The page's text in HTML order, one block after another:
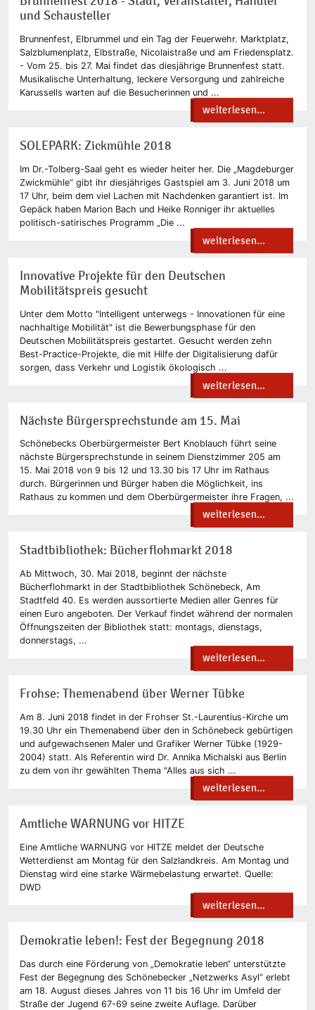
und Schausteller
Brunnenfest, Elbrummel und ein Tag der Feuerwehr. Marktplatz,
Salzblumenplatz, Elbstraße, Nicolaistraße und am Friedensplatz.
- Vom 25. bis 27. Mai findet das diesjährige Brunnenfest statt.
Musikalische Unterhaltung, leckere Versorgung und zahlreiche
Karussells warten auf die Besucherinnen und ...
weiterlesen...
SOLEPARK: Zickmühle 2018
Im Dr.-Tolberg-Saal geht es wieder heiter her. Die „Magdeburger
Zwickmühle“ gibt ihr diesjähriges Gastspiel am 3. Juni 2018 um
17 Uhr, beim dem viel Lachen mit Nachdenken garantiert ist. Im
Gepäck haben Marion Bach und Heike Ronniger ihr aktuelles
politisch-satirisches Programm „Die ...
weiterlesen...
Innovative Projekte für den Deutschen
Mobilitätspreis gesucht
Unter dem Motto "Intelligent unterwegs - Innovationen für eine
nachhaltige Mobilität" ist die Bewerbungsphase für den
Deutschen Mobilitätspreis gestartet. Gesucht werden zehn
Best-Practice-Projekte, die mit Hilfe der Digitalisierung dafür
sorgen, dass Verkehr und Logistik ökologisch ...
weiterlesen...
Nächste Bürgersprechstunde am 15. Mai
Schönebecks Oberbürgermeister Bert Knoblauch führt seine
nächste Bürgersprechstunde in seinem Dienstzimmer 205 am
15. Mai 2018 von 9 bis 12 und 13.30 bis 17 Uhr im Rathaus
durch. Bürgerinnen und Bürger haben die Möglichkeit, ins
Rathaus zu kommen und dem Oberbürgermeister ihre Fragen, ...
weiterlesen...
Stadtbibliothek: Bücherflohmarkt 2018
Ab Mittwoch, 30. Mai 2018, beginnt der nächste
Bücherflohmarkt in der Stadtbibliothek Schönebeck, Am
Stadtfeld 40. Es werden aussortierte Medien aller Genres für
einen Euro angeboten. Der Verkauf findet während der normalen
Öffnungszeiten der Bibliothek statt: montags, dienstags,
donnerstags, ...
weiterlesen...
Frohse: Themenabend über Werner Tübke
Am 8. Juni 2018 findet in der Frohser St.-Laurentius-Kirche um
19.30 Uhr ein Themenabend über den in Schönebeck gebürtigen
und aufgewachsenen Maler und Grafiker Werner Tübke (1929-
2004) statt. Als Referentin wird Dr. Annika Michalski aus Berlin
zu dem von ihr gewählten Thema "Alles aus sich ...
weiterlesen...
Amtliche WARNUNG vor HITZE
Eine Amtliche WARNUNG vor HITZE meldet der Deutsche
Wetterdienst am Montag für den Salzlandkreis. Am Montag und
Dienstag wird eine starke Wärmebelastung erwartet. Quelle:
DWD
weiterlesen...
Demokratie leben!: Fest der Begegnung 2018
Das durch eine Förderung von „Demokratie leben“ unterstützte
Fest der Begegnung des Schönebecker „Netzwerks Asyl“ erlebt
am 18. August dieses Jahres von 11 bis 16 Uhr im Umfeld der
Straße der Jugend 67-69 seine zweite Auflage. Darüber